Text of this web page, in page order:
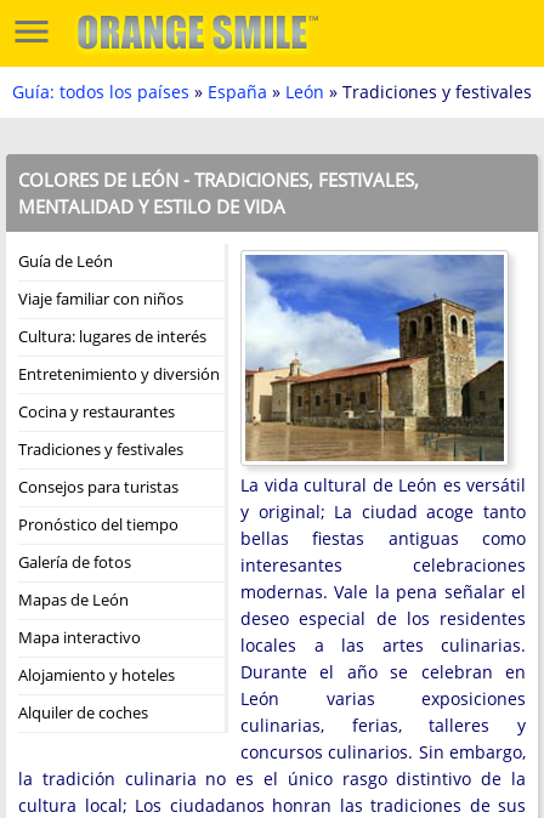
Guía: todos los países » España » León » Tradiciones y festivales
COLORES DE LEÓN - TRADICIONES, FESTIVALES,
MENTALIDAD Y ESTILO DE VIDA
Guía de León
Viaje familiar con niños
Cultura: lugares de interés
Entretenimiento y diversión
Cocina y restaurantes
Tradiciones y festivales
Consejos para turistas
Pronóstico del tiempo
Galería de fotos
Mapas de León
Mapa interactivo
Alojamiento y hoteles
Alquiler de coches
La vida cultural de León es versátil
y original; La ciudad acoge tanto
bellas fiestas antiguas como
interesantes celebraciones
modernas. Vale la pena señalar el
deseo especial de los residentes
locales a las artes culinarias.
Durante el año se celebran en
León varias exposiciones
culinarias, ferias, talleres y
concursos culinarios. Sin embargo,
la tradición culinaria no es el único rasgo distintivo de la
cultura local; Los ciudadanos honran las tradiciones de sus